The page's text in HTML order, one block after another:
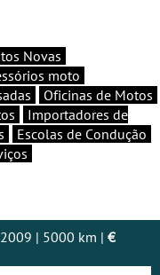
Novas
moto
Oficinas de Motos
Importadores de
Escolas de Condução
| 5000 km | €